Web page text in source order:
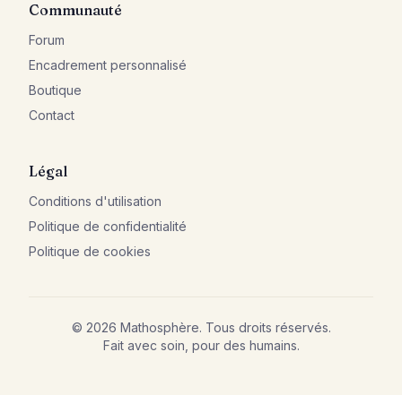
Communauté
Forum
Encadrement personnalisé
Boutique
Contact
Légal
Conditions d'utilisation
Politique de confidentialité
Politique de cookies
© 2026 Mathosphère. Tous droits réservés.
Fait avec soin, pour des humains.